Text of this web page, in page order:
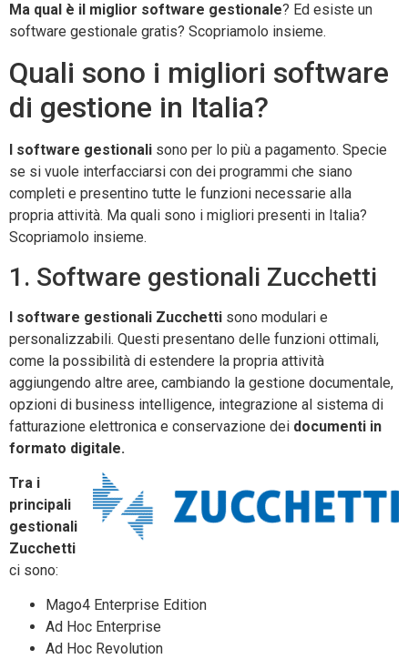
Ma qual è il miglior software gestionale? Ed esiste un
software gestionale gratis? Scopriamolo insieme.
Quali sono i migliori software
di gestione in Italia?
I software gestionali sono per lo più a pagamento. Specie
se si vuole interfacciarsi con dei programmi che siano
completi e presentino tutte le funzioni necessarie alla
propria attività. Ma quali sono i migliori presenti in Italia?
Scopriamolo insieme.
1. Software gestionali Zucchetti
I software gestionali Zucchetti sono modulari e
personalizzabili. Questi presentano delle funzioni ottimali,
come la possibilità di estendere la propria attività
aggiungendo altre aree, cambiando la gestione documentale,
opzioni di business intelligence, integrazione al sistema di
fatturazione elettronica e conservazione dei documenti in
formato digitale.
Tra i
principali
gestionali
Zucchetti
ci sono:
Mago4 Enterprise Edition
Ad Hoc Enterprise
Ad Hoc Revolution